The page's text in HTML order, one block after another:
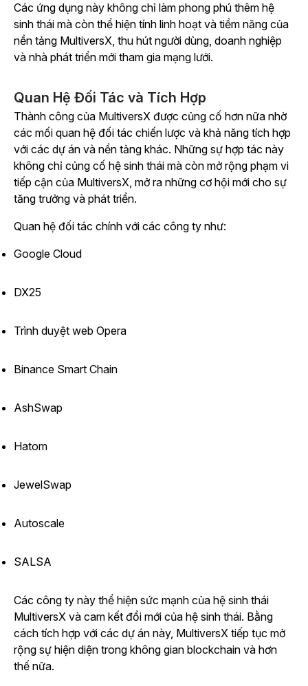
Các ứng dụng này không chỉ làm phong phú thêm hệ
sinh thái mà còn thể hiện tính linh hoạt và tiềm năng của
nền tảng MultiversX, thu hút người dùng, doanh nghiệp
và nhà phát triển mới tham gia mạng lưới.
Quan Hệ Đối Tác và Tích Hợp
Thành công của MultiversX được củng cố hơn nữa nhờ
các mối quan hệ đối tác chiến lược và khả năng tích hợp
với các dự án và nền tảng khác. Những sự hợp tác này
không chỉ củng cố hệ sinh thái mà còn mở rộng phạm vi
tiếp cận của MultiversX, mở ra những cơ hội mới cho sự
tăng trưởng và phát triển.
Quan hệ đối tác chính với các công ty như:
Google Cloud
DX25
Trình duyệt web Opera
Binance Smart Chain
AshSwap
Hatom
JewelSwap
Autoscale
SALSA
Các công ty này thể hiện sức mạnh của hệ sinh thái
MultiversX và cam kết đổi mới của hệ sinh thái. Bằng
cách tích hợp với các dự án này, MultiversX tiếp tục mở
rộng sự hiện diện trong không gian blockchain và hơn
thế nữa.